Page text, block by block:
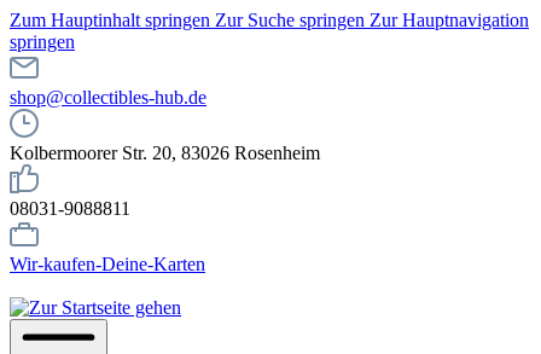
Zum Hauptinhalt springen Zur Suche springen Zur Hauptnavigation
springen
shop@collectibles-hub.de
Kolbermoorer Str. 20, 83026 Rosenheim
08031-9088811
Wir-kaufen-Deine-Karten